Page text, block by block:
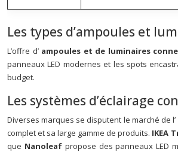
Les types d’ampoules et
L’offre d’ ampoules et de luminaires
panneaux LED modernes et les spots
budget.
Les systèmes d’éclairage
Diverses marques se disputent le marché de l’
complet et sa large gamme de produits. IKEA
que Nanoleaf propose des panneaux LED